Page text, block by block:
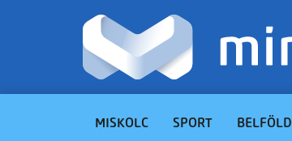
MISKOLC SPORT BELFÖLD